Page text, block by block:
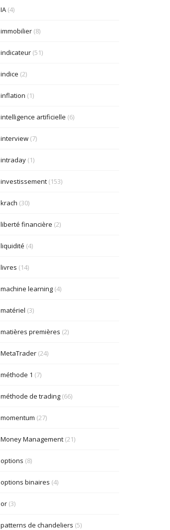
IA(4)
immobilier(8)
indicateur(51)
indice (2)
inflation (1)
intelligence artificielle (6)
interview(7)
intraday(1)
investissement(153)
krach (30)
liberté financière (2)
liquidité (4)
livres (14)
machine learning(4)
matériel (3)
matières premières (2)
MetaTrader(24)
méthode 1 (7)
méthode de trading(66)
momentum (27)
Money Management(21)
options (8)
options binaires (4)
or(3)
patterns de chandeliers (5)